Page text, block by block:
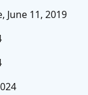
11, 2019